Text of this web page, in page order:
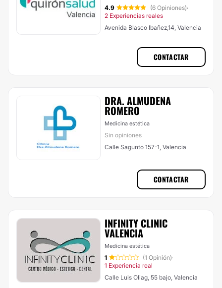
4.9 (6 Opiniones)·
2 Experiencias reales
Avenida Blasco Ibañez,14, Valencia
CONTACTAR
DRA. ALMUDENA
ROMERO
Medicina estética
Sin opiniones
Calle Sagunto 157-1, Valencia
CONTACTAR
INFINITY CLINIC
VALENCIA
Medicina estética
1 (1 Opinión)·
1 Experiencia real
Calle Luis Oliag, 55 bajo, Valencia